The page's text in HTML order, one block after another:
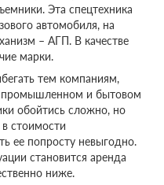
Эта спецтехника
автомобиля, на
– АГП. В качестве
марки.
тем компаниям,
промышленном и бытовом
обойтись сложно, но
стоимости
ее попросту невыгодно.
становится аренда
ниже.